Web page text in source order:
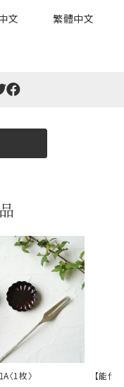
だきますと、熨
を無料サービス
す。
る包装紙です。
B
文 繁體中文
〈1枚〉 【能作